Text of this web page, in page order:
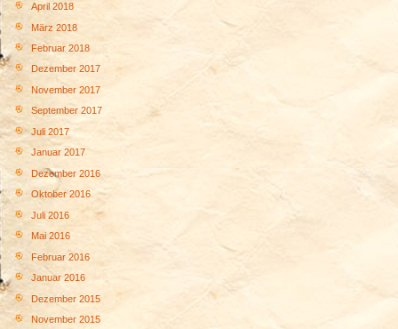
April 2018
März 2018
Februar 2018
Dezember 2017
November 2017
September 2017
Juli 2017
Januar 2017
Dezember 2016
Oktober 2016
Juli 2016
Mai 2016
Februar 2016
Januar 2016
Dezember 2015
November 2015